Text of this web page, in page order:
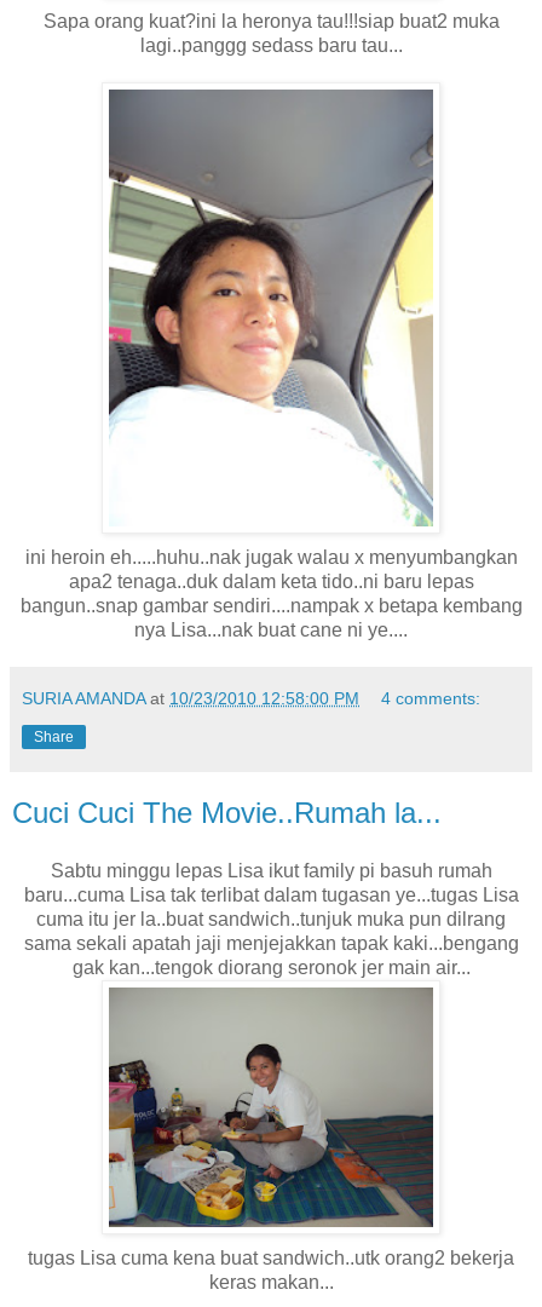
Sapa orang kuat?ini la heronya tau!!!siap buat2 muka
lagi..panggg sedass baru tau...
ini heroin eh.....huhu..nak jugak walau x menyumbangkan
apa2 tenaga..duk dalam keta tido..ni baru lepas
bangun..snap gambar sendiri....nampak x betapa kembang
nya Lisa...nak buat cane ni ye....
SURIA AMANDA at 10/23/2010 12:58:00 PM 4 comments:
Share
Cuci Cuci The Movie..Rumah la...
Sabtu minggu lepas Lisa ikut family pi basuh rumah
baru...cuma Lisa tak terlibat dalam tugasan ye...tugas Lisa
cuma itu jer la..buat sandwich..tunjuk muka pun dilrang
sama sekali apatah jaji menjejakkan tapak kaki...bengang
gak kan...tengok diorang seronok jer main air...
tugas Lisa cuma kena buat sandwich..utk orang2 bekerja
keras makan...